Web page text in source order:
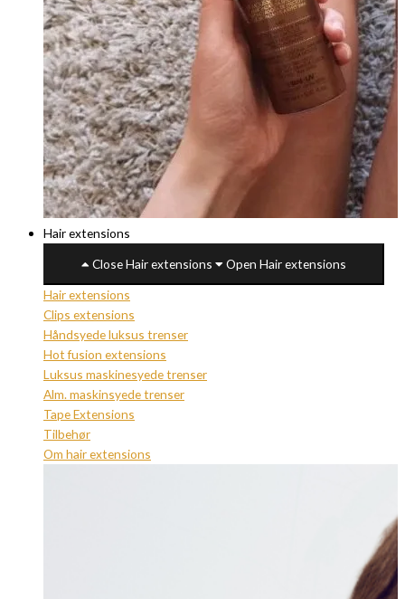
Hair extensions
Close Hair extensions
Open Hair extensions
Hair extensions
Clips extensions
Håndsyede luksus trenser
Hot fusion extensions
Luksus maskinesyede trenser
Alm. maskinsyede trenser
Tape Extensions
Tilbehør
Om hair extensions